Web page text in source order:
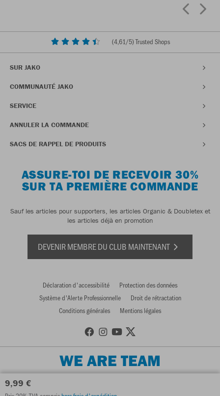
9,99 €
(4,61/5) Trusted Shops
SUR JAKO
COMMUNAUTÉ JAKO
SERVICE
ANNULER LA COMMANDE
SACS DE RAPPEL DE PRODUITS
ASSURE-TOI DE RECEVOIR 30%
SUR TA PREMIÈRE COMMANDE
Sauf les articles pour supporters, les articles Organic & Doubletex et
les articles déjà en promotion
DEVENIR MEMBRE DU CLUB MAINTENANT
Déclaration d'accessibilité
Protection des données
Système d'Alerte Professionnelle
Droit de rétractation
Conditions générales
Mentions légales
WE ARE TEAM